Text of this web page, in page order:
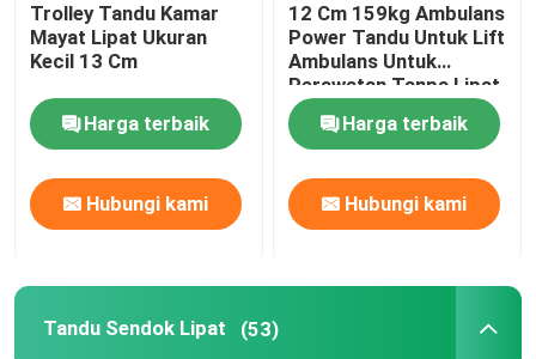
Trolley Tandu Kamar
Mayat Lipat Ukuran
Kecil 13 Cm
Harga terbaik
Hubungi kami
12 Cm 159kg Ambulans
Power Tandu Untuk Lift
Ambulans Untuk
Perawatan Tanpa Lipat
Harga terbaik
Hubungi kami
Tandu Sendok Lipat (53)